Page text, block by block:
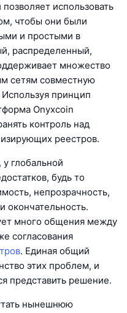
использовать
чтобы они были
и простыми в
распределенный,
множество
сетям совместную
принцип
Onyxcoin
контроль над
реестров.
глобальной
будь то
непрозрачность,
окончательность.
много общения между
согласования
. Единая общий
этих проблем, и
представить решение.
нынешнюю